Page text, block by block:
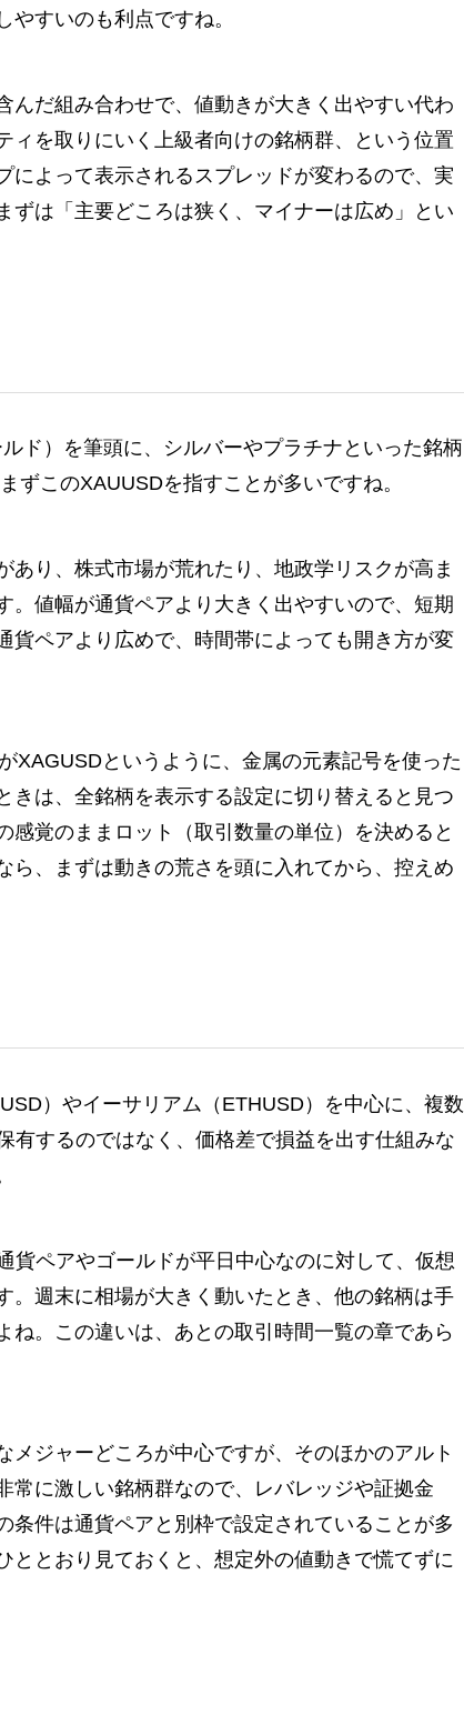
すいのも利点ですね。
だ組み合わせで、値動きが大きく出やすい代わ
ィを取りにいく上級者向けの銘柄群、という位置
よって表示されるスプレッドが変わるので、実
ずは「主要どころは狭く、マイナーは広め」とい
ド）を筆頭に、シルバーやプラチナといった銘柄
ずこのXAUUSDを指すことが多いですね。
り、株式市場が荒れたり、地政学リスクが高ま
。値幅が通貨ペアより大きく出やすいので、短期
貨ペアより広めで、時間帯によっても開き方が変
XAGUSDというように、金属の元素記号を使った
は、全銘柄を表示する設定に切り替えると見つ
覚のままロット（取引数量の単位）を決めると
、まずは動きの荒さを頭に入れてから、控えめ
）やイーサリアム（ETHUSD）を中心に、複数
有するのではなく、価格差で損益を出す仕組みな
貨ペアやゴールドが平日中心なのに対して、仮想
。週末に相場が大きく動いたとき、他の銘柄は手
。この違いは、あとの取引時間一覧の章であら
ジャーどころが中心ですが、そのほかのアルト
常に激しい銘柄群なので、レバレッジや証拠金
条件は通貨ペアと別枠で設定されていることが多
とおり見ておくと、想定外の値動きで慌てずに